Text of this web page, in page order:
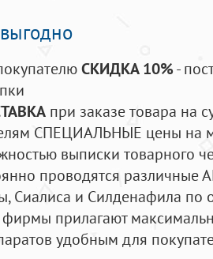
СКИДКА 10%-
при заказе товара на
СПЕЦИАЛЬНЫЕ цены на
выписки товарного
проводятся
Сиалиса и Силденафила по
прилагают
удобным для